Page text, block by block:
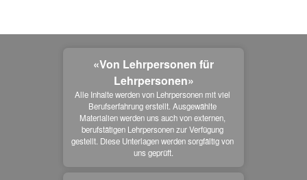
«Von Lehrpersonen für
Lehrpersonen»
Alle Inhalte werden von Lehrpersonen mit viel
Berufserfahrung erstellt. Ausgewählte
Materialien werden uns auch von externen,
berufstätigen Lehrpersonen zur Verfügung
gestellt. Diese Unterlagen werden sorgfältig von
uns geprüft.